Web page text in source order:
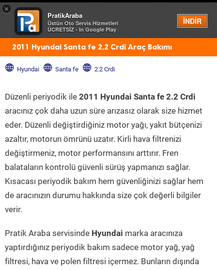
×
PratikAraba
Üstün Oto Servis Hizmetleri
ÜCRETSİZ - In Google Play
İNDİR
Menü
2011 Hyundai Santa fe 2.2 Crdi Araç Bakımı
Hyundai Santa fe 2.2 Crdi
Düzenli periyodik ile 2011 Hyundai Santa fe 2.2 Crdi
aracınız çok daha uzun süre arızasız olarak size hizmet
eder. Düzenli değiştirdiğiniz motor yağı, yakıt bütçenizi
azaltır, motorun ömrünü uzatır. Kirli hava filtrenizi
değiştirmeniz, motor performansını arttırır. Fren
balataların kontrolü güvenli sürüş yapmanızı sağlar.
Kısacası periyodik bakım hem güvenliğinizi sağlar hem
de aracınızın durumu hakkında size çok değerli bilgiler
verir.
Pratik Araba servisinde Hyundai marka aracınıza
yaptırdığınız periyodik bakım sadece motor yağ, yağ
filtresi, hava ve polen filtresi içermez. Bunların dışında